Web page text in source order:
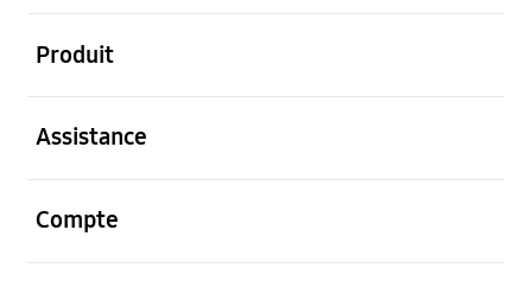
Produit
Assistance
Compte